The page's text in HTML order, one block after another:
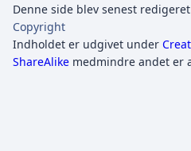
Denne side blev senest
Copyright
Indholdet er udgivet under
ShareAlike medmindre andet er